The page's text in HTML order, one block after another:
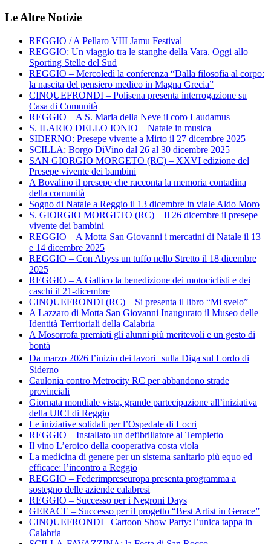
Le Altre Notizie
REGGIO / A Pellaro VIII Jamu Festival
REGGIO: Un viaggio tra le stanghe della Vara. Oggi allo
Sporting Stelle del Sud
REGGIO – Mercoledì la conferenza “Dalla filosofia al corpo:
la nascita del pensiero medico in Magna Grecia”
CINQUEFRONDI – Polisena presenta interrogazione su
Casa di Comunità
REGGIO – A S. Maria della Neve il coro Laudamus
S. ILARIO DELLO IONIO – Natale in musica
SIDERNO: Presepe vivente a Mirto il 27 dicembre 2025
SCILLA: Borgo DiVino dal 26 al 30 dicembre 2025
SAN GIORGIO MORGETO (RC) – XXVI edizione del
Presepe vivente dei bambini
A Bovalino il presepe che racconta la memoria contadina
della comunità
Sogno di Natale a Reggio il 13 dicembre in viale Aldo Moro
S. GIORGIO MORGETO (RC) – Il 26 dicembre il presepe
vivente dei bambini
REGGIO – A Motta San Giovanni i mercatini di Natale il 13
e 14 dicembre 2025
REGGIO – Con Abyss un tuffo nello Stretto il 18 dicembre
2025
REGGIO – A Gallico la benedizione dei motociclisti e dei
caschi il 21-dicembre
CINQUEFRONDI (RC) – Si presenta il libro “Mi svelo”
A Lazzaro di Motta San Giovanni Inaugurato il Museo delle
Identità Territoriali della Calabria
A Mosorrofa premiati gli alunni più meritevoli e un gesto di
bontà
Da marzo 2026 l’inizio dei lavori sulla Diga sul Lordo di
Siderno
Caulonia contro Metrocity RC per abbandono strade
provinciali
Giornata mondiale vista, grande partecipazione all’iniziativa
della UICI di Reggio
Le iniziative solidali per l’Ospedale di Locri
REGGIO – Installato un defibrillatore al Tempietto
Il vino L’eroico della cooperativa costa viola
La medicina di genere per un sistema sanitario più equo ed
efficace: l’incontro a Reggio
REGGIO – Federimpreseuropa presenta programma a
sostegno delle aziende calabresi
REGGIO – Successo per i Negroni Days
GERACE – Successo per il progetto “Best Artist in Gerace”
CINQUEFRONDI– Cartoon Show Party: l’unica tappa in
Calabria